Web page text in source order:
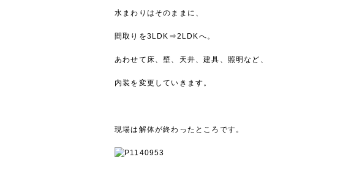
水まわりはそのままに、
間取りを3LDK⇒2LDKへ。
あわせて床、壁、天井、建具、照明など、
内装を変更していきます。
現場は解体が終わったところです。